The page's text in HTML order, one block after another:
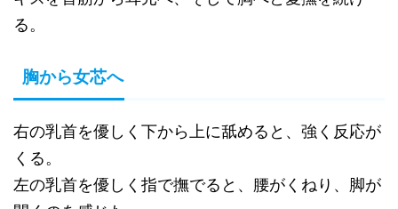
る。
胸から女芯へ
右の乳首を優しく下から上に舐めると、強く反応が
くる。
左の乳首を優しく指で撫でると、腰がくねり、脚が